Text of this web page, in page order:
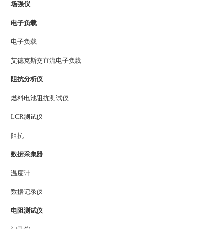
场强仪
电子负载
电子负载
艾德克斯交直流电子负载
阻抗分析仪
燃料电池阻抗测试仪
LCR测试仪
阻抗
数据采集器
温度计
数据记录仪
电阻测试仪